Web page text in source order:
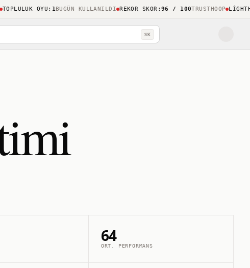
OYU:1BUGÜN KULLANILDI REKOR SKOR:96 / 100TRUSTHOOP
⌘K
64
ORT. PERFORMANS